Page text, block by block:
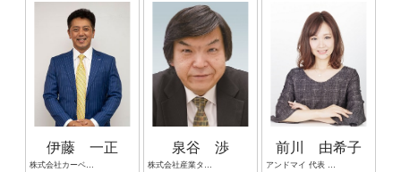
伊藤 一正
株式会社カーベル代表取締役社長 プロレスラーカーベル伊藤
泉谷 渉
株式会社産業タイムズ社 代表取締役会長 半導体産業新聞 特別編集委員
前川 由希子
アンドマイ 代表 組織活性化コンサルタント